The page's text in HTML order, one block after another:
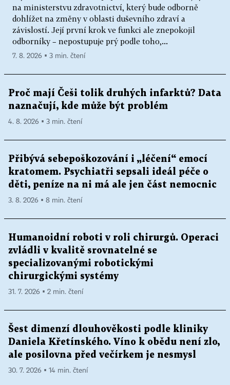
na ministerstvu zdravotnictví, který bude odborně
dohlížet na změny v oblasti duševního zdraví a
závislostí. Její první krok ve funkci ale znepokojil
odborníky – nepostupuje prý podle toho,...
7. 8. 2026 ▪ 3 min. čtení
Proč mají Češi tolik druhých infarktů? Data
naznačují, kde může být problém
4. 8. 2026 ▪ 3 min. čtení
Přibývá sebepoškozování i „léčení“ emocí
kratomem. Psychiatři sepsali ideál péče o
děti, peníze na ni má ale jen část nemocnic
3. 8. 2026 ▪ 8 min. čtení
Humanoidní roboti v roli chirurgů. Operaci
zvládli v kvalitě srovnatelné se
specializovanými robotickými
chirurgickými systémy
31. 7. 2026 ▪ 2 min. čtení
Šest dimenzí dlouhověkosti podle kliniky
Daniela Křetínského. Víno k obědu není zlo,
ale posilovna před večírkem je nesmysl
30. 7. 2026 ▪ 14 min. čtení